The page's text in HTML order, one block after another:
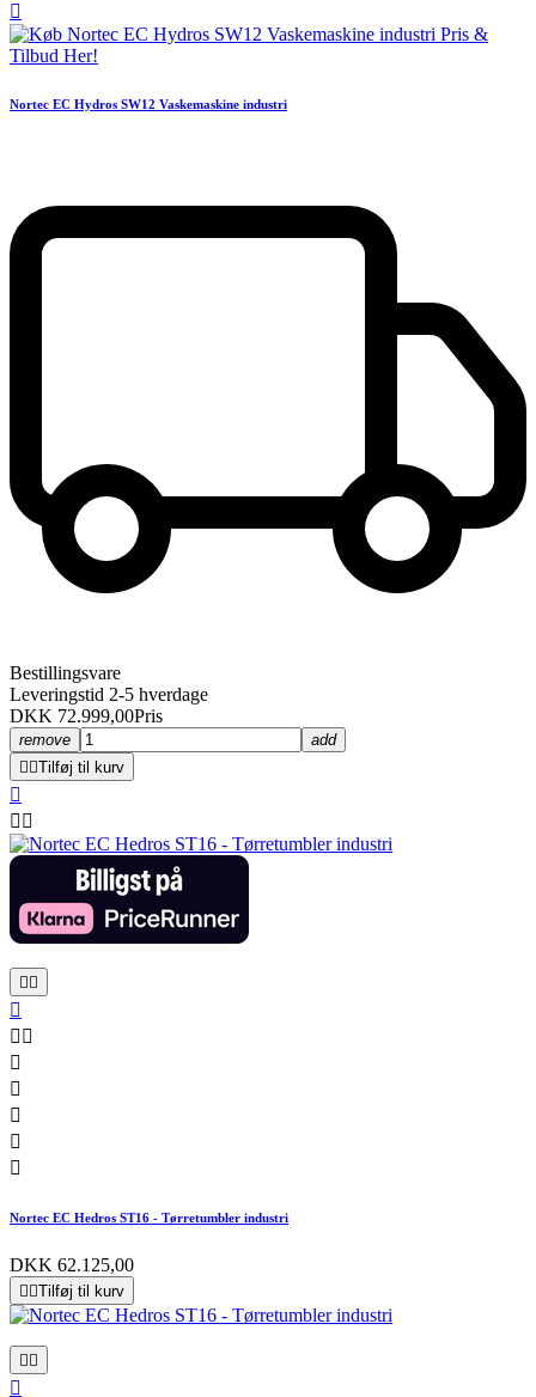

Nortec EC Hydros SW12 Vaskemaskine industri
Bestillingsvare
Leveringstid 2-5 hverdage
DKK 72.999,00Pris
remove
add
 Tilføj til kurv

 
 

 





Nortec EC Hedros ST16 - Tørretumbler industri
DKK 62.125,00
 Tilføj til kurv
 
